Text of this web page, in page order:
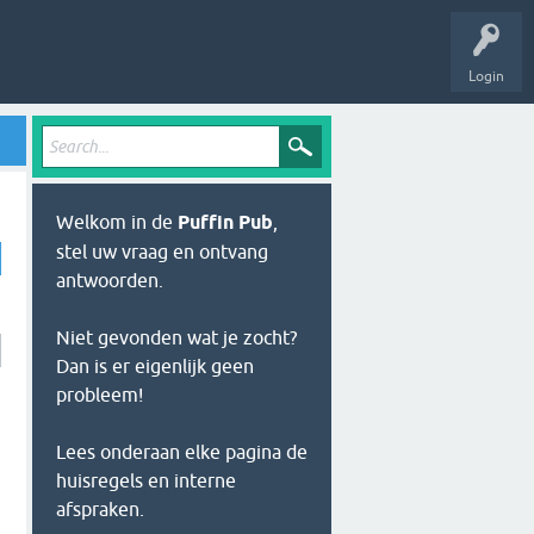
Login
Welkom in de Puffin Pub
stel uw vraag en ontvang
antwoorden.
Niet gevonden wat je zocht?
Dan is er eigenlijk geen
probleem!
Lees onderaan elke pagina de
huisregels en interne
afspraken.